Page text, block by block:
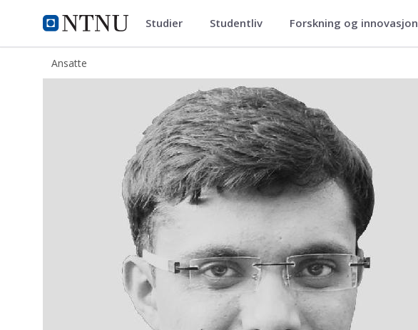
NTNU Hjemmeside
ntnu.no Studier Studentliv Forskning og innovasjon
Ansatte